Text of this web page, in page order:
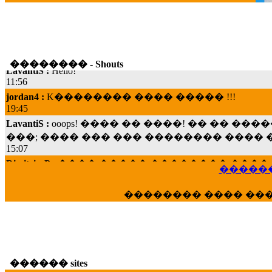
�������� - Shouts
LavantiS : Hello!
11:56
jordan4 :
19:45
LavantiS :
���; ���� ��� ��� �������� ����
15:07
Dimitris_P :
21:20
������� �����?" ..............����
�������...
16:39
�������� ����
������ sites